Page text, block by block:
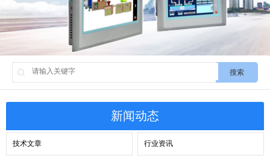
搜索
新闻动态
技术文章 行业资讯